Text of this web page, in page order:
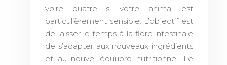
voire quatre si votre animal est
particulièrement sensible. L’objectif est
de laisser le temps à la flore intestinale
de s’adapter aux nouveaux ingrédients
et au nouvel équilibre nutritionnel. Le